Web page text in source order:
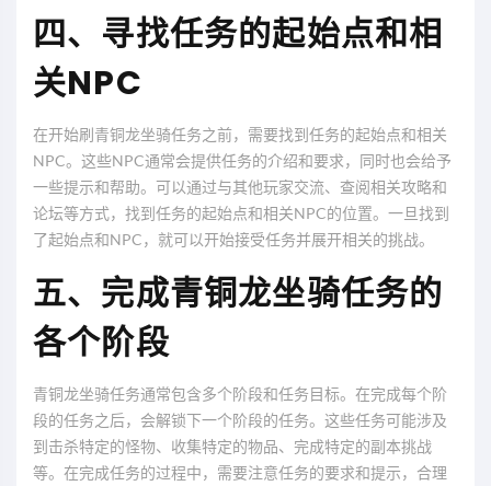
四、寻找任务的起始点和相
关NPC
在开始刷青铜龙坐骑任务之前，需要找到任务的起始点和相关
NPC。这些NPC通常会提供任务的介绍和要求，同时也会给予
一些提示和帮助。可以通过与其他玩家交流、查阅相关攻略和
论坛等方式，找到任务的起始点和相关NPC的位置。一旦找到
了起始点和NPC，就可以开始接受任务并展开相关的挑战。
五、完成青铜龙坐骑任务的
各个阶段
青铜龙坐骑任务通常包含多个阶段和任务目标。在完成每个阶
段的任务之后，会解锁下一个阶段的任务。这些任务可能涉及
到击杀特定的怪物、收集特定的物品、完成特定的副本挑战
等。在完成任务的过程中，需要注意任务的要求和提示，合理